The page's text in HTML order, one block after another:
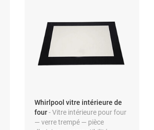
Whirlpool vitre intérieure de
four- Vitre intérieure pour four
— verre trempé — pièce